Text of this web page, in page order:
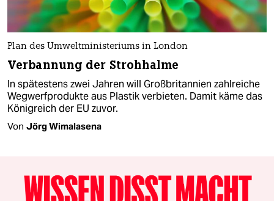
Plan des Umweltministeriums in London
Verbannung der Strohhalme
In spätestens zwei Jahren will Großbritannien zahlreiche
Wegwerfprodukte aus Plastik verbieten. Damit käme das
Königreich der EU zuvor.
Von Jörg Wimalasena